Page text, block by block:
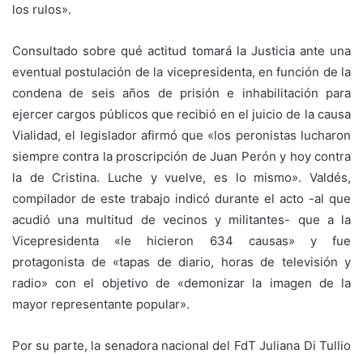
los rulos».
Consultado sobre qué actitud tomará la Justicia ante una
eventual postulación de la vicepresidenta, en función de la
condena de seis años de prisión e inhabilitación para
ejercer cargos públicos que recibió en el juicio de la causa
Vialidad, el legislador afirmó que «los peronistas lucharon
siempre contra la proscripción de Juan Perón y hoy contra
la de Cristina. Luche y vuelve, es lo mismo». Valdés,
compilador de este trabajo indicó durante el acto -al que
acudió una multitud de vecinos y militantes- que a la
Vicepresidenta «le hicieron 634 causas» y fue
protagonista de «tapas de diario, horas de televisión y
radio» con el objetivo de «demonizar la imagen de la
mayor representante popular».
Por su parte, la senadora nacional del FdT Juliana Di Tullio